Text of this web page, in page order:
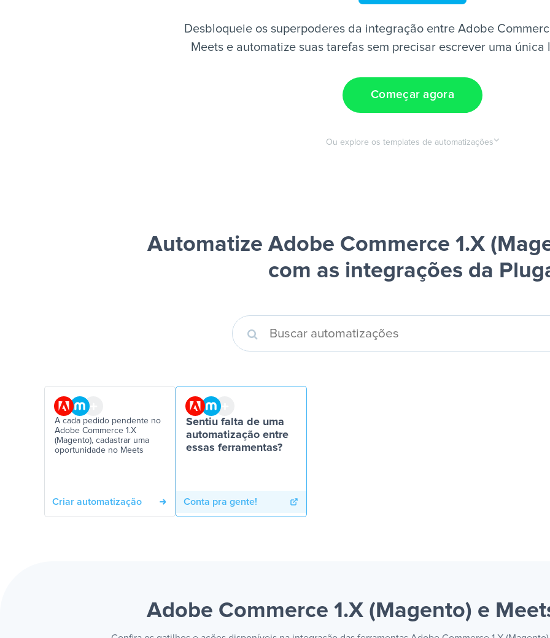
Desbloqueie os superpoderes da integração entre Adobe
Meets e automatize suas tarefas sem precisar escrever uma
Começar agora
Ou explore os templates de automatizações
Automatize Adobe Commerce 1.X
com as integrações da
A cada pedido pendente no
Adobe Commerce 1.X
(Magento), cadastrar uma
oportunidade no Meets
Criar automatização
Sentiu falta de uma
automatização entre
essas ferramentas?
Conta pra gente!
Adobe Commerce 1.X (Magento) e